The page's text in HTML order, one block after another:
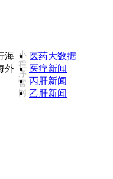
小
程
序
官
网
医药大数据
医疗新闻
丙肝新闻
乙肝新闻